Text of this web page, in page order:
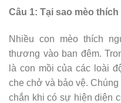
Câu 1: Tại sao mèo
Nhiều con mèo thích
thương vào ban đêm.
là con mồi của các loài
che chở và bảo vệ.
chắn khi có sự hiện diện